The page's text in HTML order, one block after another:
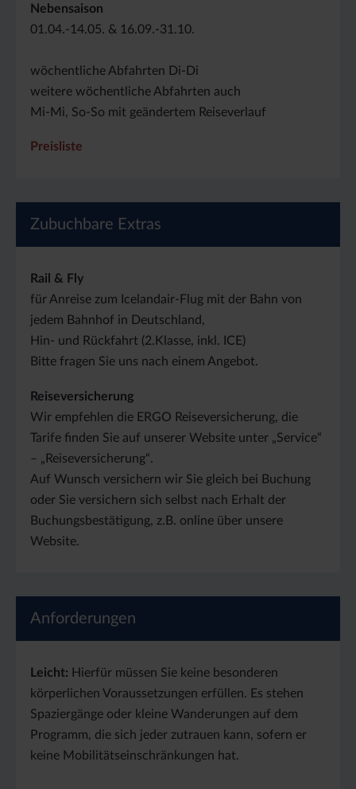
Nebensaison
01.04.-14.05. & 16.09.-31.10.
wöchentliche Abfahrten Di-Di
weitere wöchentliche Abfahrten auch
Mi-Mi, So-So mit geändertem Reiseverlauf
Preisliste
Zubuchbare Extras
Rail & Fly
für Anreise zum Icelandair-Flug mit der Bahn von
jedem Bahnhof in Deutschland,
Hin- und Rückfahrt (2.Klasse, inkl. ICE)
Bitte fragen Sie uns nach einem Angebot.
Reiseversicherung
Wir empfehlen die ERGO Reiseversicherung, die
Tarife finden Sie auf unserer Website unter „Service“
– „Reiseversicherung“.
Auf Wunsch versichern wir Sie gleich bei Buchung
oder Sie versichern sich selbst nach Erhalt der
Buchungsbestätigung, z.B. online über unsere
Website.
Anforderungen
Leicht: Hierfür müssen Sie keine besonderen
körperlichen Voraussetzungen erfüllen. Es stehen
Spaziergänge oder kleine Wanderungen auf dem
Programm, die sich jeder zutrauen kann, sofern er
keine Mobilitätseinschränkungen hat.